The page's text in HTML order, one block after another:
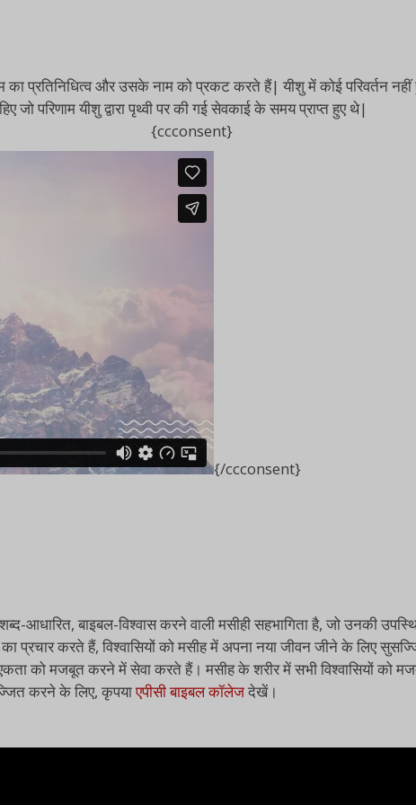
प्रतिनिधित्व और उसके नाम को प्रकट करते हैं| यीशु में कोई परिवर्तन
जो परिणाम यीशु द्वारा पृथ्वी पर की गई सेवकाई के समय प्राप्त हुए थे|
{ccconsent}
{/ccconsent}
आधारित, बाइबल-विश्वास करने वाली मसीही सहभागिता है, जो उनकी
प्रचार करते हैं, विश्वासियों को मसीह में अपना नया जीवन जीने के लिए
को मजबूत करने में सेवा करते हैं। मसीह के शरीर में सभी विश्वासियों
करने के लिए, कृपयाएपीसी बाइबल कॉलेजदेखें।